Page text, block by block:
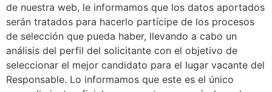
de nuestra web, le informamos que los datos aportados
serán tratados para hacerlo partícipe de los procesos
de selección que pueda haber, llevando a cabo un
análisis del perfil del solicitante con el objetivo de
seleccionar el mejor candidato para el lugar vacante del
Responsable. Lo informamos que este es el único